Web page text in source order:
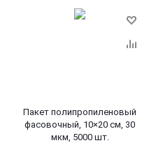
Пакет полипропиленовый
фасовочный, 10×20 см, 30
мкм, 5000 шт.